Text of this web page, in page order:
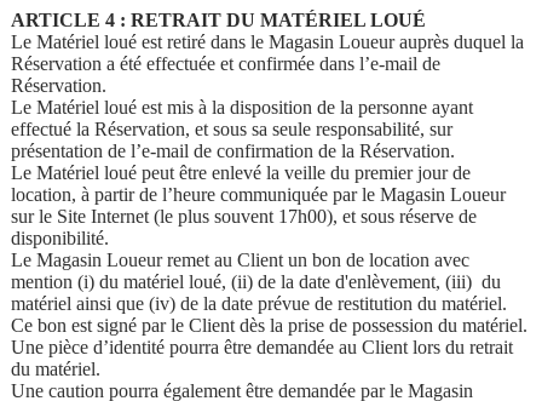
ARTICLE 4 : RETRAIT DU MATÉRIEL LOUÉ
Le Matériel loué est retiré dans le Magasin Loueur auprès duquel la
Réservation a été effectuée et confirmée dans l’e-mail de
Réservation.
Le Matériel loué est mis à la disposition de la personne ayant
effectué la Réservation, et sous sa seule responsabilité, sur
présentation de l’e-mail de confirmation de la Réservation.
Le Matériel loué peut être enlevé la veille du premier jour de
location, à partir de l’heure communiquée par le Magasin Loueur
sur le Site Internet (le plus souvent 17h00), et sous réserve de
disponibilité.
Le Magasin Loueur remet au Client un bon de location avec
mention (i) du matériel loué, (ii) de la date d'enlèvement, (iii) du
matériel ainsi que (iv) de la date prévue de restitution du matériel.
Ce bon est signé par le Client dès la prise de possession du matériel.
Une pièce d’identité pourra être demandée au Client lors du retrait
du matériel.
Une caution pourra également être demandée par le Magasin